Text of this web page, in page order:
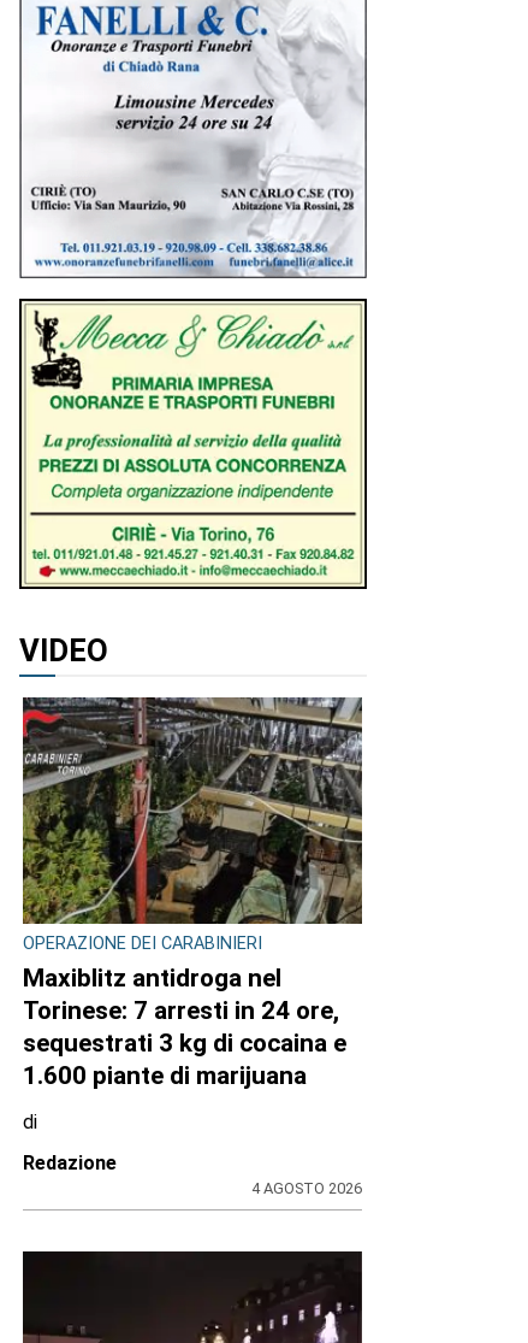
VIDEO
OPERAZIONE DEI CARABINIERI
Maxiblitz antidroga nel
Torinese: 7 arresti in 24 ore,
sequestrati 3 kg di cocaina e
1.600 piante di marijuana
di
Redazione
4 AGOSTO 2026